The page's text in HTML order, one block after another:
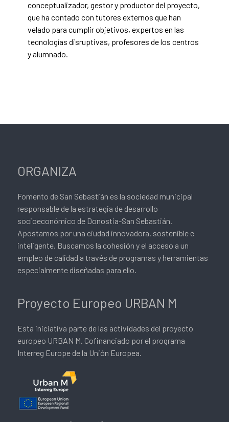
conceptualizador, gestor y productor del proyecto,
que ha contado con tutores externos que han
velado para cumplir objetivos, expertos en las
tecnologías disruptivas, profesores de los centros
y alumnado.
ORGANIZA
Fomento de San Sebastián es la sociedad municipal
responsable de la estrategia de desarrollo
socioeconómico de Donostia-San Sebastián.
Apostamos por una ciudad innovadora, sostenible e
inteligente. Buscamos la cohesión y el acceso a un
empleo de calidad a través de programas y herramientas
especialmente diseñadas para ello.
Proyecto Europeo URBAN M
Esta iniciativa parte de las actividades del proyecto
europeo URBAN M. Cofinanciado por el programa
Interreg Europe de la Unión Europea.